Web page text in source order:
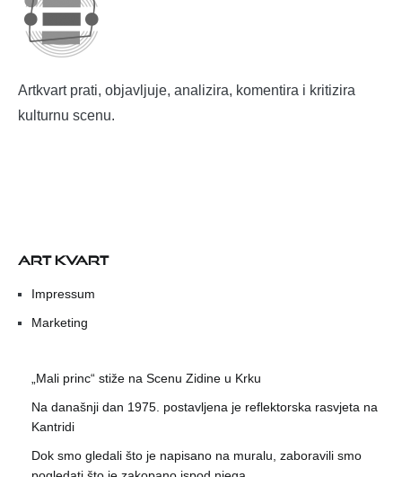
Artkvart prati, objavljuje, analizira, komentira i kritizira
kulturnu scenu.
ART KVART
Impressum
Marketing
„Mali princ“ stiže na Scenu Zidine u Krku
Na današnji dan 1975. postavljena je reflektorska rasvjeta na
Kantridi
Dok smo gledali što je napisano na muralu, zaboravili smo